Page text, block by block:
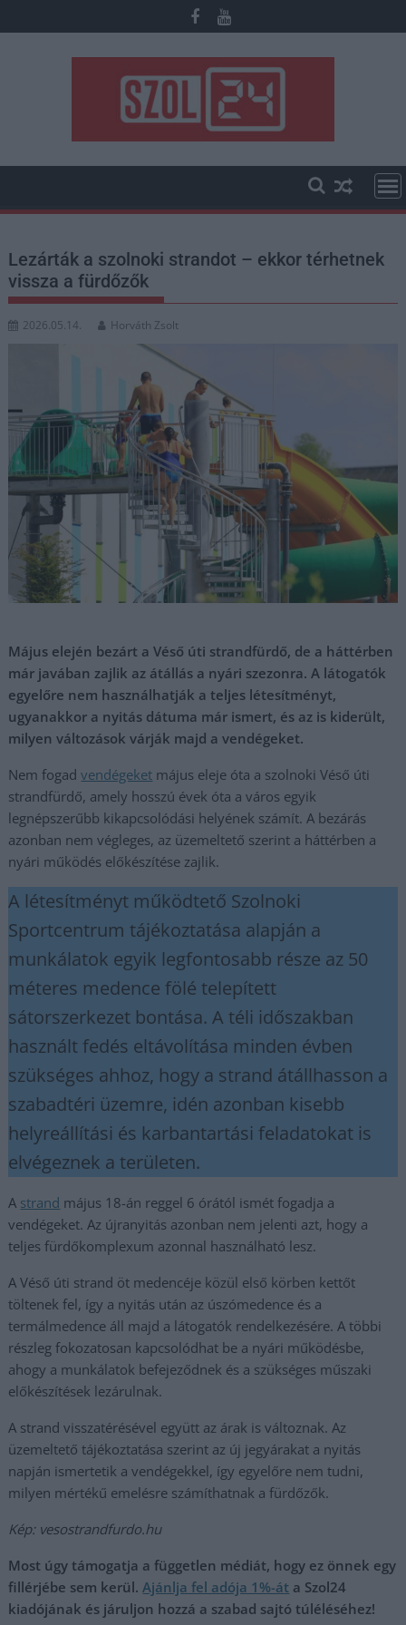
to
Lezárták a szolnoki strandot – ekkor térhetnek
vissza a fürdőzők
2026.05.14. Horváth Zsolt
Május elején bezárt a Véső úti strandfürdő, de a háttérben
már javában zajlik az átállás a nyári szezonra. A látogatók
egyelőre nem használhatják a teljes létesítményt,
ugyanakkor a nyitás dátuma már ismert, és az is kiderült,
milyen változások várják majd a vendégeket.
Nem fogadvendégeket május eleje óta a szolnoki Véső úti
strandfürdő, amely hosszú évek óta a város egyik
legnépszerűbb kikapcsolódási helyének számít. A bezárás
azonban nem végleges, az üzemeltető szerint a háttérben a
nyári működés előkészítése zajlik.
A létesítményt működtető Szolnoki
Sportcentrum tájékoztatása alapján a
munkálatok egyik legfontosabb része az 50
méteres medence fölé telepített
sátorszerkezet bontása. A téli időszakban
használt fedés eltávolítása minden évben
szükséges ahhoz, hogy a strand átállhasson a
szabadtéri üzemre, idén azonban kisebb
helyreállítási és karbantartási feladatokat is
elvégeznek a területen.
A strand május 18-án reggel 6 órától ismét fogadja a
vendégeket. Az újranyitás azonban nem jelenti azt, hogy a
teljes fürdőkomplexum azonnal használható lesz.
A Véső úti strand öt medencéje közül első körben kettőt
töltenek fel, így a nyitás után az úszómedence és a
termálmedence áll majd a látogatók rendelkezésére. A többi
részleg fokozatosan kapcsolódhat be a nyári működésbe,
ahogy a munkálatok befejeződnek és a szükséges műszaki
előkészítések lezárulnak.
A strand visszatérésével együtt az árak is változnak. Az
üzemeltető tájékoztatása szerint az új jegyárakat a nyitás
napján ismertetik a vendégekkel, így egyelőre nem tudni,
milyen mértékű emelésre számíthatnak a fürdőzők.
Kép: vesostrandfurdo.hu
Most úgy támogatja a független médiát, hogy ez önnek egy
fillérjébe sem kerül.Ajánlja fel adója 1%-át a Szol24
kiadójának és járuljon hozzá a szabad sajtó túléléséhez!